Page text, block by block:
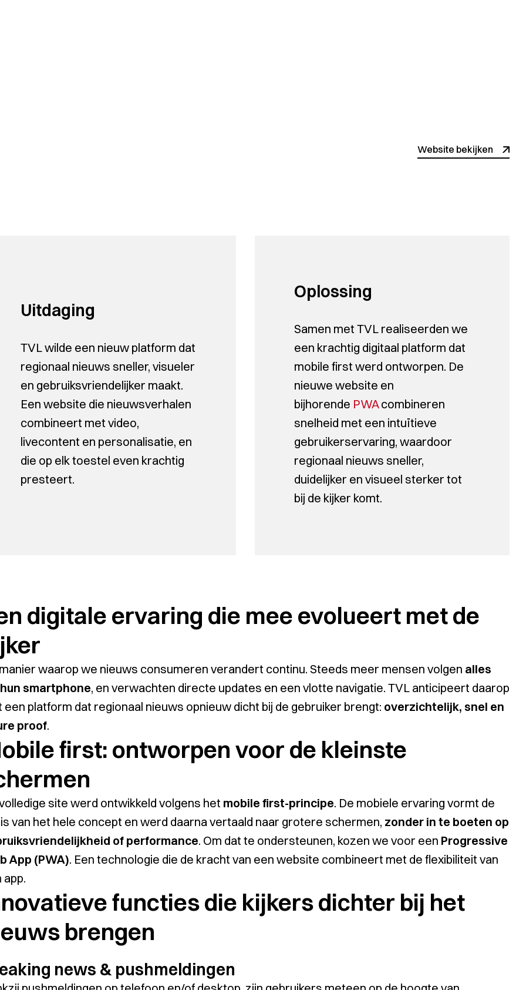
Website bekijken
Uitdaging
TVL wilde een nieuw platform dat
regionaal nieuws sneller, visueler
en gebruiksvriendelijker maakt.
Een website die nieuwsverhalen
combineert met video,
livecontent en personalisatie, en
die op elk toestel even krachtig
presteert.
Oplossing
Samen met TVL realiseerden we
een krachtig digitaal platform dat
mobile first werd ontworpen. De
nieuwe website en
bijhorende PWAcombineren
snelheid met een intuïtieve
gebruikerservaring, waardoor
regionaal nieuws sneller,
duidelijker en visueel sterker tot
bij de kijker komt.
digitale ervaring die mee evolueert met de
waarop we nieuws consumeren verandert continu. Steeds meer mensen volgen alles
smartphone, en verwachten directe updates en een vlotte navigatie. TVL anticipeert daarop
een platform dat regionaal nieuws opnieuw dicht bij de gebruiker brengt: overzichtelijk, snel en
proof.
first: ontworpen voor de kleinste
site werd ontwikkeld volgens het mobile first-principe. De mobiele ervaring vormt de
van het hele concept en werd daarna vertaald naar grotere schermen, zonder in te boeten op
of performance. Om dat te ondersteunen, kozen we voor een Progressive
App (PWA). Een technologie die de kracht van een website combineert met de flexibiliteit van
app.
functies die kijkers dichter bij het
brengen
news & pushmeldingen